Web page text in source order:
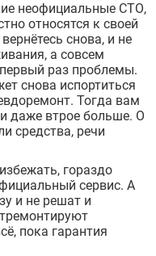
неофициальные СТО,
относятся к своей
снова, и не
а совсем
раз проблемы.
снова испортиться
Тогда вам
даже втрое больше. О
средства, речи
гораздо
сервис. А
и не решат и
пока гарантия